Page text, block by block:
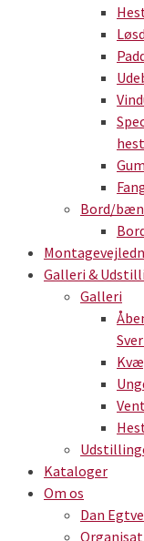
Bord/
Galleri &
Galleri
Kataloger
Om os
Dan